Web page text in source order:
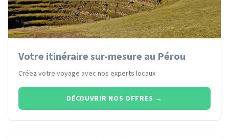
Votre itinéraire sur-mesure au Pérou
Créez votre voyage avec nos experts locaux
DÉCOUVRIR NOS OFFRES →